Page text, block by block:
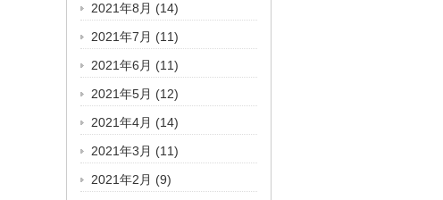
2021年8月 (14)
2021年7月 (11)
2021年6月 (11)
2021年5月 (12)
2021年4月 (14)
2021年3月 (11)
2021年2月 (9)